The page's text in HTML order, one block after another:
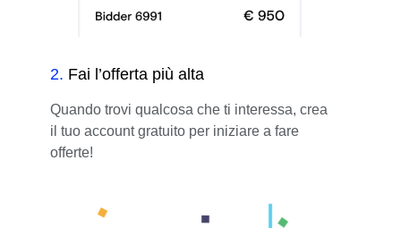
2. Fai l’offerta più alta
Quando trovi qualcosa che ti interessa, crea
il tuo account gratuito per iniziare a fare
offerte!